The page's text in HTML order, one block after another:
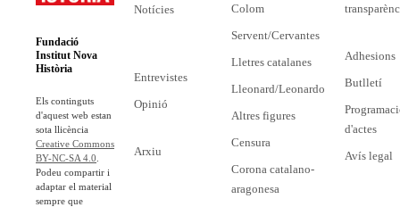
Fundació
Institut Nova
Història
Els continguts
d'aquest web estan
sota llicència
Creative Commons
BY-NC-SA 4.0
Podeu compartir i
adaptar el material
sempre que
Notícies
Entrevistes
Opinió
Arxiu
Colom
Servent/Cervantes
Lletres catalanes
Lleonard/Leonardo
Altres figures
Censura
Corona catalano-
aragonesa
Adhesions
Butlletí
d'actes
Avís legal